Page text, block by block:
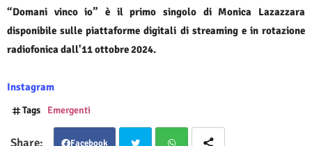
“Domani vinco io” è il primo singolo di Monica Lazazzara
disponibile sulle piattaforme digitali di streaming e in rotazione
radiofonica dall'11 ottobre 2024.
Instagram
Tags Emergenti
Facebook